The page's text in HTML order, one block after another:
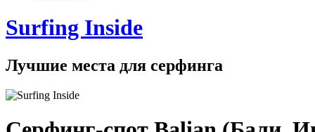
Surfing Inside
Лучшие места для серфинга